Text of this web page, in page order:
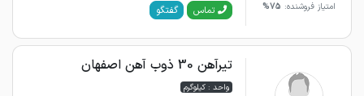
امتیاز فروشنده: 75% تماس گفتگو
تیرآهن 30 ذوب آهن اصفهان
واحد : کیلوگرم